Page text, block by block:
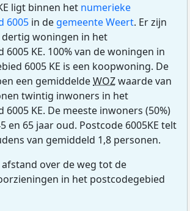
ligt binnen het numerieke
6005 in de gemeente Weert. Er zijn
dertig woningen in het
6005 KE. 100% van de woningen in
6005 KE is een koopwoning. De
een gemiddeldeWOZwaarde van
twintig inwoners in het
6005 KE. De meeste inwoners (50%)
en 65 jaar oud. Postcode 6005KE telt
van gemiddeld 1,8 personen.
over de weg tot de
in het postcodegebied